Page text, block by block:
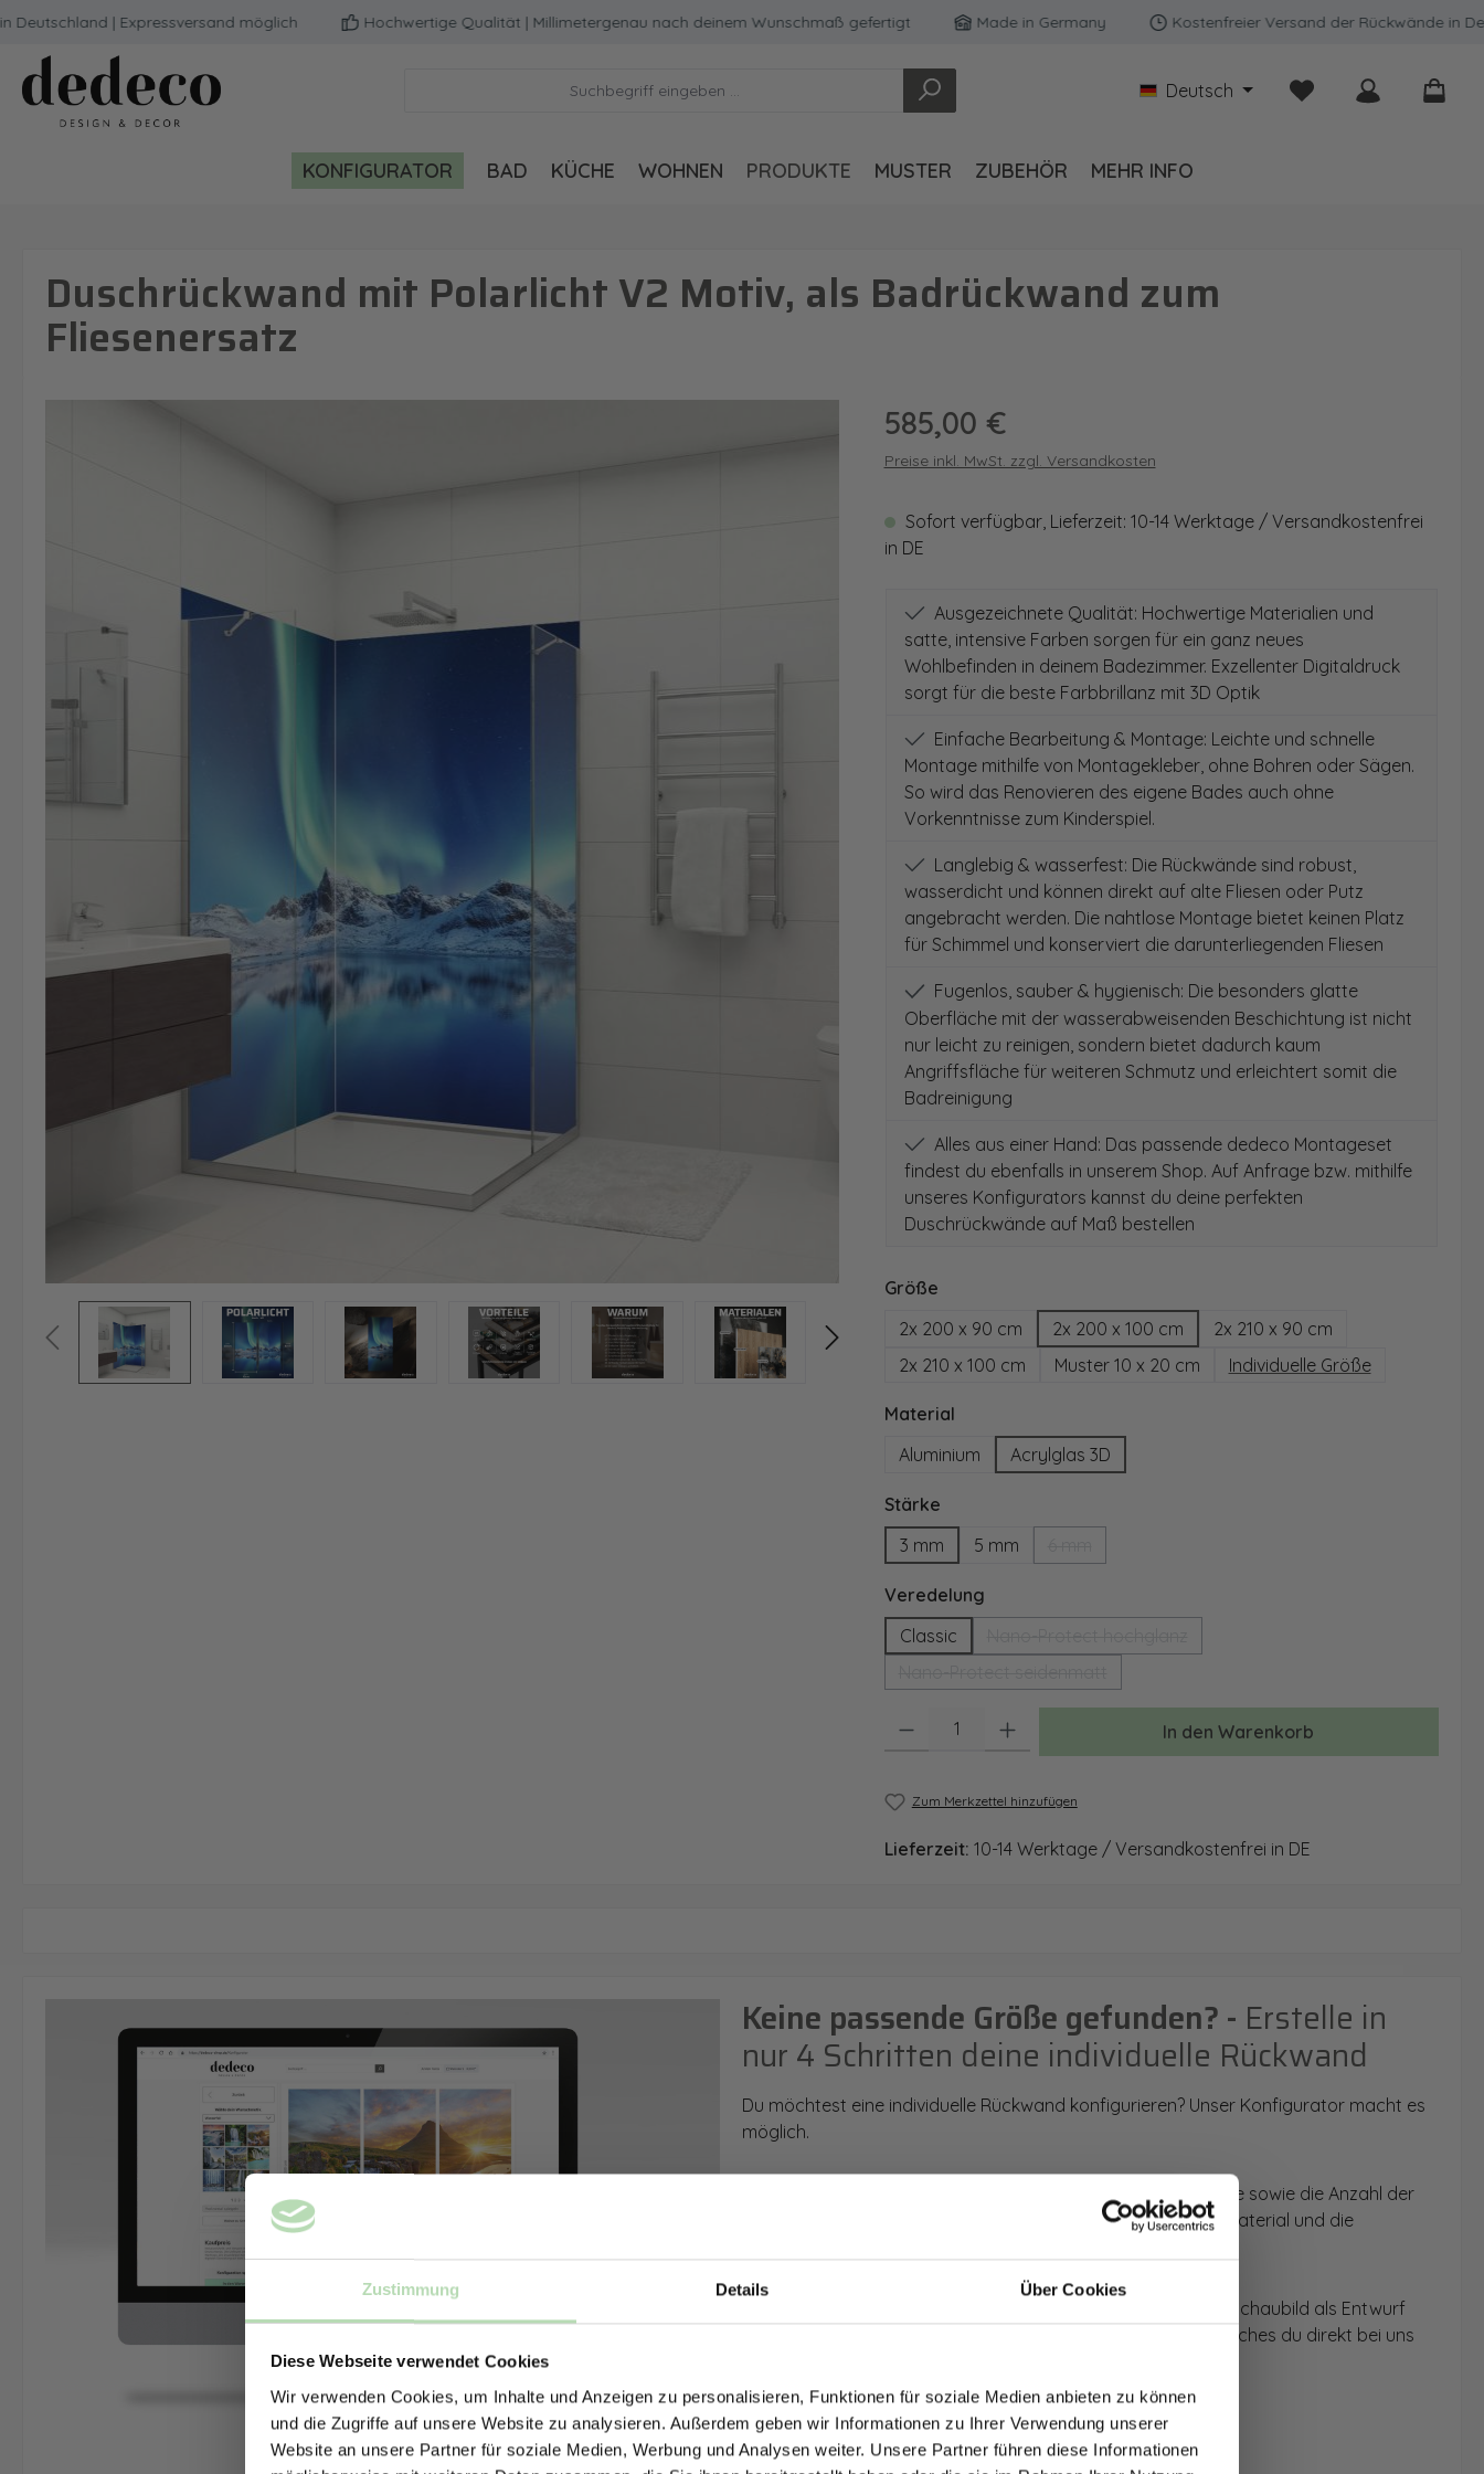
Zustimmung Details Über Cookies
Diese Webseite verwendet Cookies
Wir verwenden Cookies, um Inhalte und Anzeigen zu personalisieren, Funktionen für soziale Medien anbieten zu können
und die Zugriffe auf unsere Website zu analysieren. Außerdem geben wir Informationen zu Ihrer Verwendung unserer
Website an unsere Partner für soziale Medien, Werbung und Analysen weiter. Unsere Partner führen diese Informationen
Hauptinhalt springen
Zur Suche springen
Zur Hauptnavigation springen
| Expressversand möglich Hochwertige Qualität | Millimetergenau nach deinem Wunschmaß gefertigt Made in Germany Kostenfreier Versand der Rückwände in
Deutsch Du hast 0 Produkte
KONFIGURATOR BAD KÜCHE WOHNEN PRODUKTE MUSTER ZUBEHÖR MEHR INFO
Duschrückwand mit Polarlicht V2 Motiv, als Badrückwand zum
Fliesenersatz
Regulärer Preis:
585,00 €
Preise inkl. MwSt. zzgl. Versandkosten
Sofort verfügbar, Lieferzeit: 10-14 Werktage / Versandkostenfrei
in DE
Ausgezeichnete Qualität: Hochwertige Materialien und
satte, intensive Farben sorgen für ein ganz neues
Wohlbefinden in deinem Badezimmer. Exzellenter Digitaldruck
sorgt für die beste Farbbrillanz mit 3D Optik
Einfache Bearbeitung & Montage: Leichte und schnelle
Montage mithilfe von Montagekleber, ohne Bohren oder Sägen.
So wird das Renovieren des eigene Bades auch ohne
Vorkenntnisse zum Kinderspiel.
Langlebig & wasserfest: Die Rückwände sind robust,
wasserdicht und können direkt auf alte Fliesen oder Putz
angebracht werden. Die nahtlose Montage bietet keinen Platz
für Schimmel und konserviert die darunterliegenden Fliesen
Fugenlos, sauber & hygienisch: Die besonders glatte
Oberfläche mit der wasserabweisenden Beschichtung ist nicht
nur leicht zu reinigen, sondern bietet dadurch kaum
Angriffsfläche für weiteren Schmutz und erleichtert somit die
Badreinigung
Alles aus einer Hand: Das passende dedeco Montageset
findest du ebenfalls in unserem Shop. Auf Anfrage bzw. mithilfe
unseres Konfigurators kannst du deine perfekten
Duschrückwände auf Maß bestellen
Größeauswählen
2x 200 x 90 cm
2x 200 x 100 cm
2x 210 x 90 cm
2x 210 x 100 cm
Muster 10 x 20 cm Individuelle Größe
Materialauswählen
Aluminium
Acrylglas 3D
Stärkeauswählen
3 mm
5 mm
Veredelungauswählen
Classic
(Diese Option ist zurzeit nicht verfügbar.)
Produkt Anzahl: Gib den gewünschten Wert ein oder benutze die Schaltflächen
In den Warenkorb
Zum Merkzettel hinzufügen
Lieferzeit: 10-14 Werktage / Versandkostenfrei in DE
Keine passende Größe gefunden? - Erstelle in
nur 4 Schritten deine individuelle Rückwand
Du möchtest eine individuelle Rückwand konfigurieren? Unser Konfigurator macht es
möglich.
So einfach geht es: Wähle den Anwendungsbereich, die Größe sowie die Anzahl der
Rückwand. Anschließend kannst du dein Wunschmotiv, das Material und die
Mithilfe unseres Konfigurators werden dir die Rückwände im Schaubild als Entwurf
dargestellt. Parallel erhältst du dein individuelles Angebot, welches du direkt bei uns
Zum Konfigurator
Jetzt zum Newsletter anmelden.